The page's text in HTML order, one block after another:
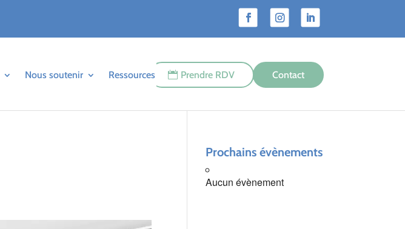
Nous soutenir Ressources Prendre RDV Contact
Prochains évènements
Aucun évènement